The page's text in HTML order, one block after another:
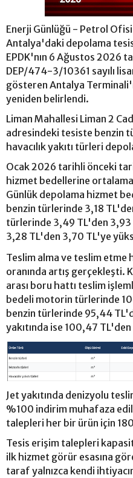
Enerji Günlüğü - Petrol
Antalya'daki depolama
EPDK'nın 6 Ağustos 2026
DEP/474-3/10361 sayılı
gösteren Antalya
yeniden belirlendi.
Liman Mahallesi Liman 2
adresindeki tesiste benzin
havacılık yakıtı türleri
Ocak 2026 tarihli önceki
hizmet bedellerine ortalama
Günlük depolama hizmet
benzin türlerinde 3,18
türlerinde 3,49 TL'den 3,93
3,28 TL'den 3,70 TL'ye
Teslim alma ve teslim etme
oranında artış gerçekleşti.
arası boru hattı teslim
bedeli motorin türlerinde
benzin türlerinde 95,44
yakıtında ise 100,47 TL'den
Jet yakıtında denizyolu
%100 indirim muhafaza
talepleri her bir ürün için
Tesis erişim talepleri
ilk hizmet görür esasına
taraf yalnızca kendi